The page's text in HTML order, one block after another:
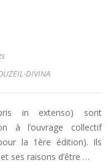
DIVINA
in extenso) sont
à l’ouvrage collectif
la 1ère édition). Ils
ses raisons d’être …